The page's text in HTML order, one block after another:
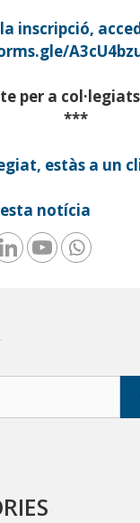
inscripció,
per a
***
estàs a un
notícia